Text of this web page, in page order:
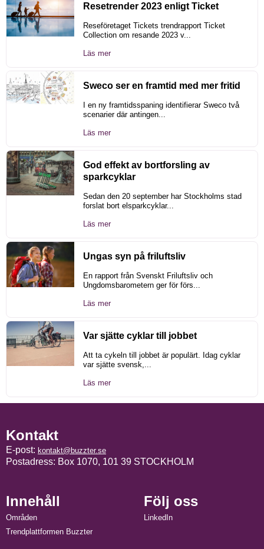
Resetrender 2023 enligt Ticket
Reseföretaget Tickets trendrapport Ticket
Collection om resande 2023 v...
Läs mer
Sweco ser en framtid med mer fritid
I en ny framtidsspaning identifierar Sweco två
scenarier där antingen...
Läs mer
God effekt av bortforsling av
sparkcyklar
Sedan den 20 september har Stockholms stad
forslat bort elsparkcyklar...
Läs mer
Ungas syn på friluftsliv
En rapport från Svenskt Friluftsliv och
Ungdomsbarometern ger för förs...
Läs mer
Var sjätte cyklar till jobbet
Att ta cykeln till jobbet är populärt. Idag cyklar
var sjätte svensk,...
Läs mer
Kontakt
E-post: kontakt@buzzter.se
Postadress: Box 1070, 101 39 STOCKHOLM
Innehåll
Områden
Trendplattformen Buzzter
Följ oss
LinkedIn